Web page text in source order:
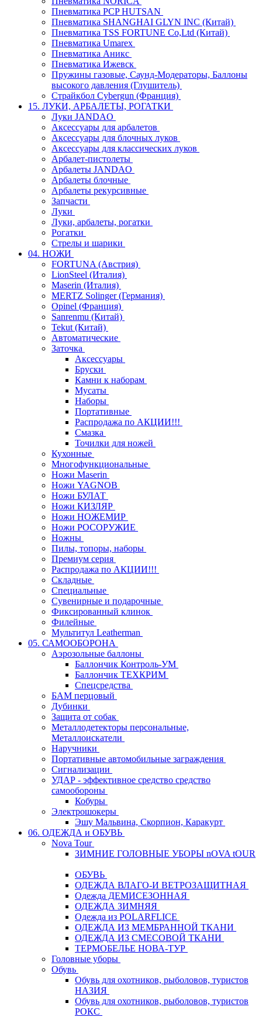
Пневматика PCP HUTSAN
Пневматика SHANGHAI GLYN INC (Китай)
Пневматика TSS FORTUNE Co,Ltd (Китай)
Пневматика Umarex
Пневматика Аникс
Пневматика Ижевск
Пружины газовые, Саунд-Модераторы, Баллоны
высокого давления (Глушитель)
Страйкбол Cybergun (Франция)
15. ЛУКИ, АРБАЛЕТЫ, РОГАТКИ
Луки JANDAO
Аксессуары для арбалетов
Аксессуары для блочных луков
Аксессуары для классических луков
Арбалет-пистолеты
Арбалеты JANDAO
Арбалеты блочные
Арбалеты рекурсивные
Запчасти
Луки
Луки, арбалеты, рогатки
Рогатки
Стрелы и шарики
04. НОЖИ
FORTUNA (Австрия)
LionSteel (Италия)
Maserin (Италия)
MERTZ Solinger (Германия)
Opinel (Франция)
Sanrenmu (Китай)
Tekut (Китай)
Автоматические
Заточка
Аксессуары
Бруски
Камни к наборам
Мусаты
Наборы
Портативные
Распродажа по АКЦИИ!!!
Смазка
Точилки для ножей
Кухонные
Многофункциональные
Ножи Maserin
Ножи YAGNOB
Ножи БУЛАТ
Ножи КИЗЛЯР
Ножи НОЖЕМИР
Ножи РОСОРУЖИЕ
Ножны
Пилы, топоры, наборы
Премиум серия
Распродажа по АКЦИИ!!!
Складные
Специальные
Сувенирные и подарочные
Фиксированный клинок
Филейные
Мультитул Leatherman
05. САМООБОРОНА
Аэрозольные баллоны
Баллончик Контроль-УМ
Баллончик ТЕХКРИМ
Спецсредства
БАМ перцовый
Дубинки
Защита от собак
Металлодетекторы персональные,
Металлоискатели
Наручники
Портативные автомобильные заграждения
Сигнализации
УДАР - эффективное средство средство
самообороны
Кобуры
Электрошокеры
Эшу Мальвина, Скорпион, Каракурт
06. ОДЕЖДА и ОБУВЬ
Nova Tour
ЗИМНИЕ ГОЛОВНЫЕ УБОРЫ nOVA tOUR
ОБУВЬ
ОДЕЖДА ВЛАГО-И ВЕТРОЗАЩИТНАЯ
Одежда ДЕМИСЕЗОННАЯ
ОДЕЖДА ЗИМНЯЯ
Одежда из POLARFLICE
ОДЕЖДА ИЗ МЕМБРАННОЙ ТКАНИ
ОДЕЖДА ИЗ СМЕСОВОЙ ТКАНИ
ТЕРМОБЕЛЬЕ НОВА-ТУР
Головные уборы
Обувь
Обувь для охотников, рыболовов, туристов
НАЗИЯ
Обувь для охотников, рыболовов, туристов
РОКС